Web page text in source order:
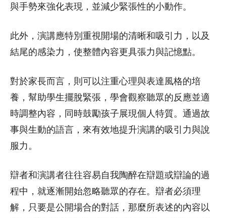
與手勢來強化表現，並減少緊張性的小動作。
此外，演講應特別重視開場的清晰和吸引力，以及
結尾的感染力，使整體內容更具張力與記憶點。
對於家長而言，則可以注重心理與表達風格的培
養，幫助學生擺脫緊張，學會觀察聽眾的反應並適
時調整內容，同時鼓勵孩子展現個人特質。通過故
事與生動的語言，來有效地提升演講的吸引力與說
服力。
辯者和演講者往往容易自我陶醉在辯題或辯論的過
程中，就逐漸開始忽略聽眾的存在。辯者必須理
解，只要是公開場合的對話，那麼所表述的內容以